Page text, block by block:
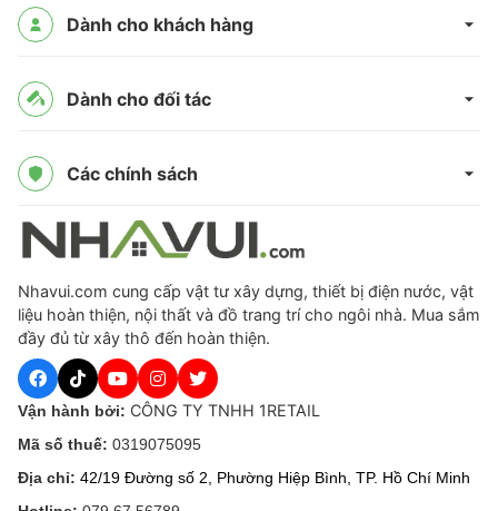
Dành cho khách hàng
Dành cho đối tác
Các chính sách
Nhavui.com cung cấp vật tư xây dựng, thiết bị điện nước, vật
liệu hoàn thiện, nội thất và đồ trang trí cho ngôi nhà. Mua sắm
đầy đủ từ xây thô đến hoàn thiện.
Vận hành bởi: CÔNG TY TNHH 1RETAIL
Mã số thuế: 0319075095
Địa chỉ: 42/19 Đường số 2, Phường Hiệp Bình, TP. Hồ Chí Minh